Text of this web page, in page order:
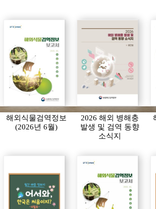
해외식물검역정보
(2026년 6월)
2026 해외 병해충
발생 및 검역 동향
소식지